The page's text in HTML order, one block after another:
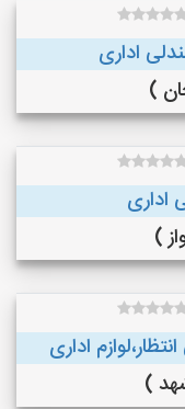
اداری
اداری
اداری